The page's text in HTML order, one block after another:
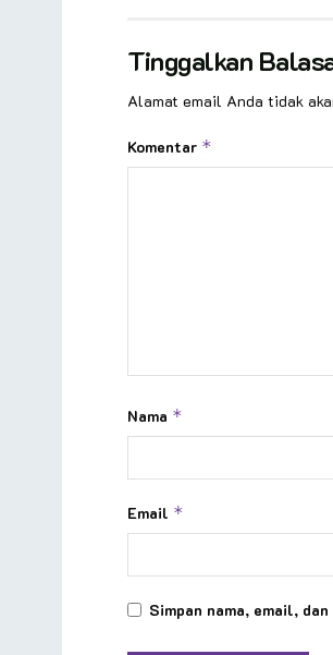
Tinggalkan
Alamat email Anda tidak
Komentar *
Nama *
Email *
Simpan nama, email,